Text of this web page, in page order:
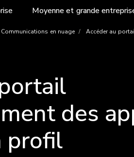
Moyenne et grande
Communications en nuage Accéder au
des
profil